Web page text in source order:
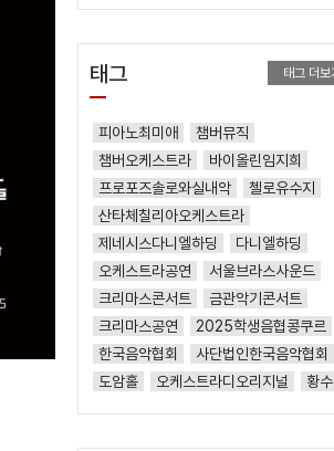
태그 태그 더보
피아노최미애
챔버뮤직
챔버오케스트라
바이올린임지희
프로포즈솔로와실내악
첼로유수지
산타체칠리아오케스트라
제네시스다니엘하딩
다니엘하딩
오케스트라공연
서울브라스사운드
크리마스콘서트
금관악기콘서트
크리마스공연
2025학생음협콩쿠르
한국음악협회
사단법인한국음악협회
도암홀
오케스트라디오리지널 황수